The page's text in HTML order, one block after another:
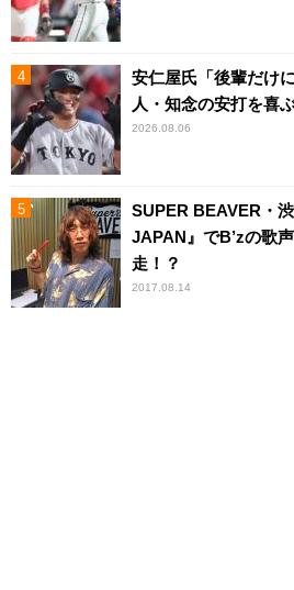
安仁屋氏「後輩だけ
人・知念の安打を喜
2026.08.06
SUPER BEAVER・
JAPAN』でB’zの歌
走！？
2017.08.14